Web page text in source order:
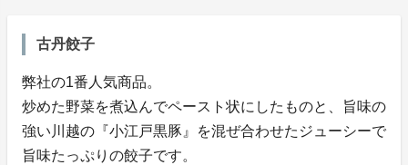
古丹餃子
弊社の1番人気商品。
炒めた野菜を煮込んでペースト状にしたものと、旨味の
強い川越の『小江戸黒豚』を混ぜ合わせたジューシーで
旨味たっぷりの餃子です。